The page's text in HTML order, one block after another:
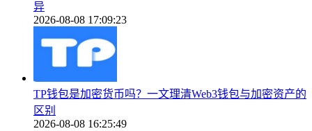
异
2026-08-08 17:09:23
TP钱包是加密货币吗？一文理清Web3钱包与加密资产的
区别
2026-08-08 16:25:49